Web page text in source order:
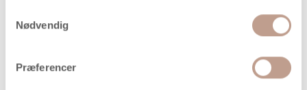
Nødvendig
Præferencer